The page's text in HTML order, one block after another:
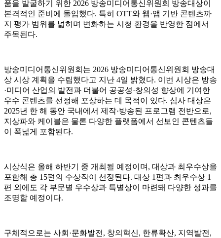
품을 발굴하기 위한 2026 방송미디어통신위원회 방송대상이
본격적인 준비에 돌입했다. 특히 OTT와 웹·앱 기반 콘텐츠까
지 평가 범위를 넓히며 변화하는 시청 환경을 반영한 점에서
주목된다.
방송미디어통신위원회는 2026 방송미디어통신위원회 방송대
상 시상 계획을 수립했다고 지난 4일 밝혔다. 이번 시상은 방송
·미디어 산업의 발전과 더불어 공공성·창의성 향상에 기여한
우수 콘텐츠를 선정해 포상하는 데 목적이 있다. 심사 대상은
2025년 한 해 동안 국내에서 제작·방송된 프로그램 전반으로,
지상파와 케이블은 물론 다양한 플랫폼에서 선보인 콘텐츠들
이 폭넓게 포함된다.
시상식은 올해 하반기 중 개최될 예정이며, 대상과 최우수상을
포함해 총 15편의 수상작이 선정된다. 대상 1편과 최우수상 1
편 외에도 각 부문별 우수상과 특별상이 마련돼 다양한 성과를
조명할 예정이다.
구체적으로는 사회·문화발전, 창의혁신, 한류확산, 지역발전,